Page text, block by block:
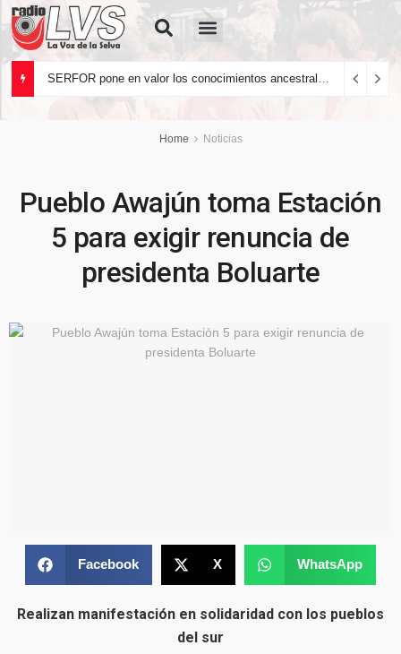
Home Noticias
Pueblo Awajún toma Estación
5 para exigir renuncia de
presidenta Boluarte
Facebook X WhatsApp
Realizan manifestación en solidaridad con los pueblos
del sur